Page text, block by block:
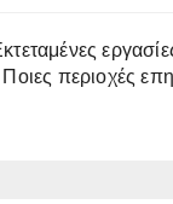
περιοχές